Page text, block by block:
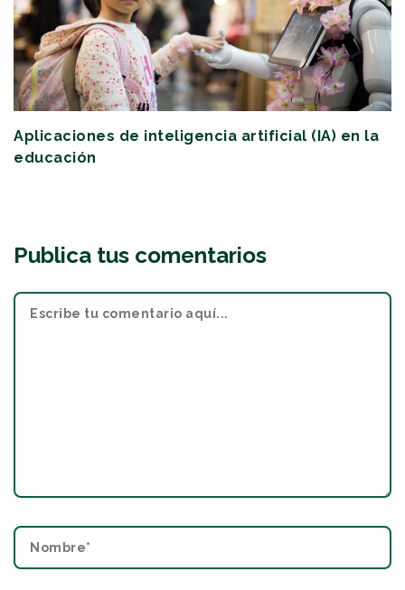
Aplicaciones de inteligencia artificial (IA) en la
educación
Publica tus comentarios